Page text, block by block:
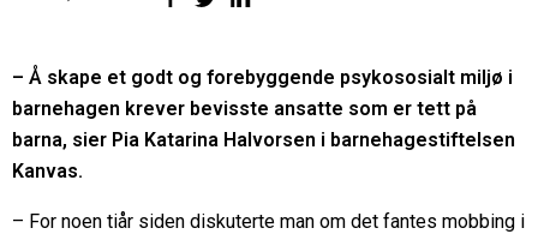
Foreldresamarbeid
Forskning
– Å skape et godt og forebyggende psykososialt miljø i
barnehagen krever bevisste ansatte som er tett på
barna, sier Pia Katarina Halvorsen i barnehagestiftelsen
Kanvas.
– For noen tiår siden diskuterte man om det fantes mobbing i